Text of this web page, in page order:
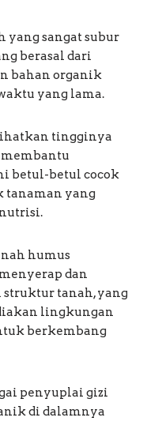
yang sangat subur
berasal dari
bahan organik
yang lama.
tingginya
betul-betul cocok
tanaman yang
humus
dan
tanah, yang
lingkungan
berkembang
penyuplai gizi
di dalamnya